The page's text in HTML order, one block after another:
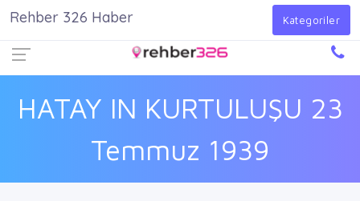
Giriş Yap
HATAY IN KURTULUŞU 23
Temmuz 1939
Rehber 326 Haber Kategoriler